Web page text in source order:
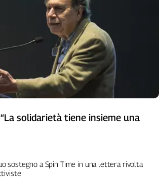
solidarietà tiene insieme una
sostegno a Spin Time in una lettera rivolta